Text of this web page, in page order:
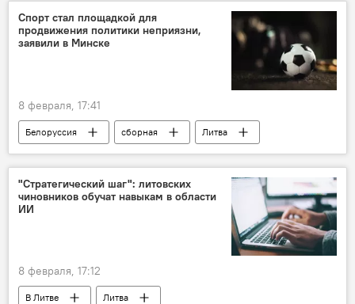
Спорт стал площадкой для
продвижения политики неприязни,
заявили в Минске
8 февраля, 17:41
Белоруссия сборная
Литва
Эстония
чемпионат
Спорт
спорт
"Стратегический шаг": литовских
чиновников обучат навыкам в области
ИИ
8 февраля, 17:12
В Литве
Литва